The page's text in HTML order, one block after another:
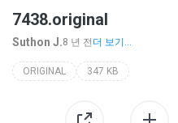
7438.original
Suthon J.8 년 전 더 보기...
ORIGINAL 347 KB